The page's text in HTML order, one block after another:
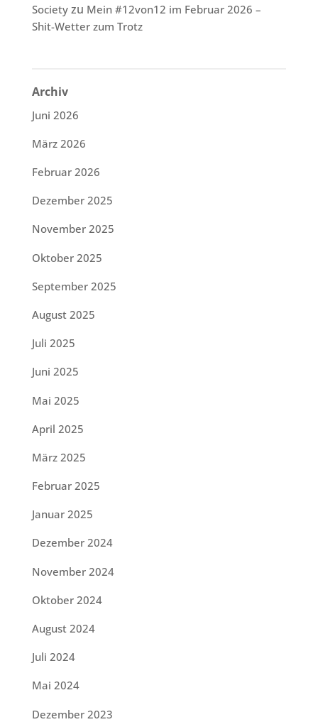
Societyzu Mein #12von12 im Februar 2026 –
Shit-Wetter zum Trotz
Archiv
Juni 2026
März 2026
Februar 2026
Dezember 2025
November 2025
Oktober 2025
September 2025
August 2025
Juli 2025
Juni 2025
Mai 2025
April 2025
März 2025
Februar 2025
Januar 2025
Dezember 2024
November 2024
Oktober 2024
August 2024
Juli 2024
Mai 2024
Dezember 2023